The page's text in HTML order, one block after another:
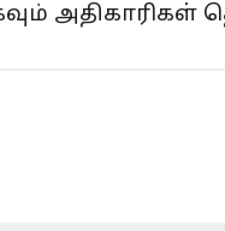
அதிகாரிகள்